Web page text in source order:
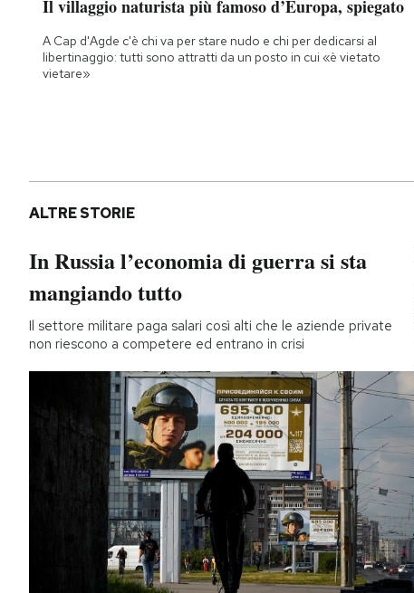
Il villaggio naturista più famoso d’Europa, spiegato
A Cap d'Agde c'è chi va per stare nudo e chi per dedicarsi al
libertinaggio: tutti sono attratti da un posto in cui «è vietato
vietare»
ALTRE STORIE
In Russia l’economia di guerra si sta
mangiando tutto
Il settore militare paga salari così alti che le aziende private
non riescono a competere ed entrano in crisi